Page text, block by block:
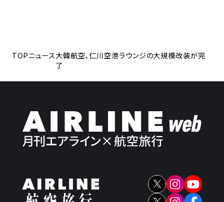
TOPニュース大韓航空、仁川空港ラウンジの大規模改装が完
了